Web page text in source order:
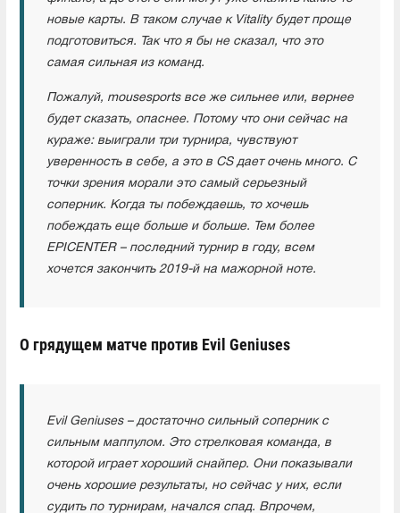
новые карты. В таком случае к Vitality будет проще
подготовиться. Так что я бы не сказал, что это
самая сильная из команд.
Пожалуй, mousesports все же сильнее или, вернее
будет сказать, опаснее. Потому что они сейчас на
кураже: выиграли три турнира, чувствуют
уверенность в себе, а это в CS дает очень много. С
точки зрения морали это самый серьезный
соперник. Когда ты побеждаешь, то хочешь
побеждать еще больше и больше. Тем более
EPICENTER – последний турнир в году, всем
хочется закончить 2019-й на мажорной ноте.
О грядущем матче против Evil Geniuses
Evil Geniuses – достаточно сильный соперник с
сильным маппулом. Это стрелковая команда, в
которой играет хороший снайпер. Они показывали
очень хорошие результаты, но сейчас у них, если
судить по турнирам, начался спад. Впрочем,